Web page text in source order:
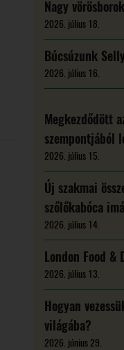
Nagy
2026. július 18.
Búcsúzunk
2026. július 16.
Megkezdődött
szempontjából
2026. július 15.
Új szakmai
szőlőkabóca
2026. július 14.
London Food
2026. július 13.
Hogyan
világába?
2026. június 29.